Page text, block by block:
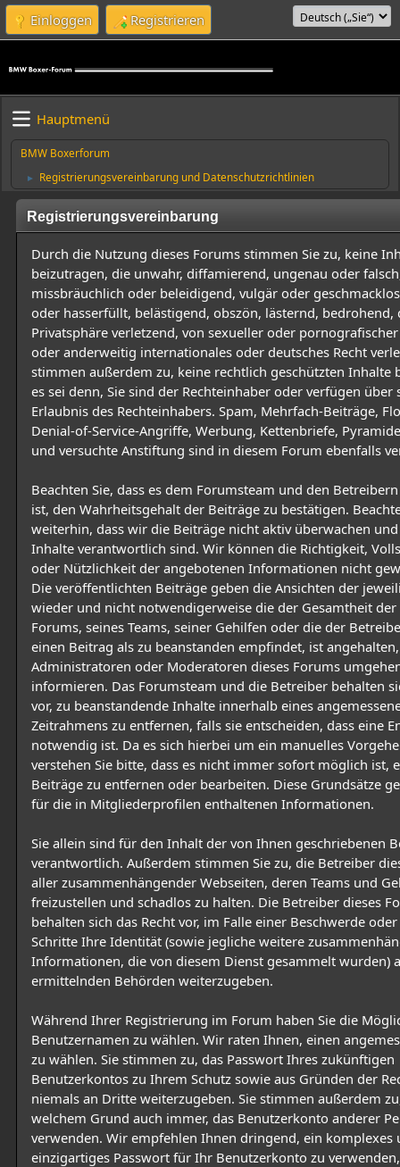
Einloggen Registrieren
Hauptmenü
BMW Boxerforum
► Registrierungsvereinbarung und Datenschutzrichtlinien
Registrierungsvereinbarung
Durch die Nutzung dieses Forums stimmen Sie zu, keine
beizutragen, die unwahr, diffamierend, ungenau oder
missbräuchlich oder beleidigend, vulgär oder
oder hasserfüllt, belästigend, obszön, lästernd, bedrohend,
Privatsphäre verletzend, von sexueller oder
oder anderweitig internationales oder deutsches Recht
stimmen außerdem zu, keine rechtlich geschützten Inhalte
es sei denn, Sie sind der Rechteinhaber oder verfügen über
Erlaubnis des Rechteinhabers. Spam, Mehrfach-Beiträge,
Denial-of-Service-Angriffe, Werbung, Kettenbriefe,
und versuchte Anstiftung sind in diesem Forum ebenfalls
Beachten Sie, dass es dem Forumsteam und den
ist, den Wahrheitsgehalt der Beiträge zu bestätigen.
weiterhin, dass wir die Beiträge nicht aktiv überwachen
Inhalte verantwortlich sind. Wir können die Richtigkeit,
oder Nützlichkeit der angebotenen Informationen nicht
Die veröffentlichten Beiträge geben die Ansichten der
wieder und nicht notwendigerweise die der Gesamtheit der
Forums, seines Teams, seiner Gehilfen oder die der
einen Beitrag als zu beanstanden empfindet, ist
Administratoren oder Moderatoren dieses Forums
informieren. Das Forumsteam und die Betreiber behalten
vor, zu beanstandende Inhalte innerhalb eines
Zeitrahmens zu entfernen, falls sie entscheiden, dass eine
notwendig ist. Da es sich hierbei um ein manuelles
verstehen Sie bitte, dass es nicht immer sofort möglich ist,
Beiträge zu entfernen oder bearbeiten. Diese Grundsätze
für die in Mitgliederprofilen enthaltenen Informationen.
Sie allein sind für den Inhalt der von Ihnen geschriebenen
verantwortlich. Außerdem stimmen Sie zu, die Betreiber
aller zusammenhängender Webseiten, deren Teams und
freizustellen und schadlos zu halten. Die Betreiber dieses
behalten sich das Recht vor, im Falle einer Beschwerde
Schritte Ihre Identität (sowie jegliche weitere
Informationen, die von diesem Dienst gesammelt wurden)
ermittelnden Behörden weiterzugeben.
Während Ihrer Registrierung im Forum haben Sie die
Benutzernamen zu wählen. Wir raten Ihnen, einen
zu wählen. Sie stimmen zu, das Passwort Ihres zukünftigen
Benutzerkontos zu Ihrem Schutz sowie aus Gründen der
niemals an Dritte weiterzugeben. Sie stimmen außerdem
welchem Grund auch immer, das Benutzerkonto anderer
verwenden. Wir empfehlen Ihnen dringend, ein komplexes
einzigartiges Passwort für Ihr Benutzerkonto zu